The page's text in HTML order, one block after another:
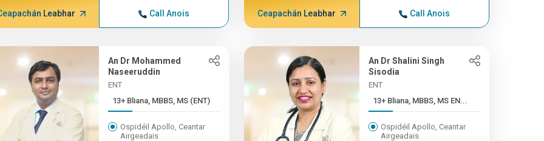
Leabhar Call Anois Ceapachán Leabhar Call Anois
An Dr Mohammed
Naseeruddin
ENT
13+ Bliana, MBBS, MS (ENT)
Ospidéil Apollo, Ceantar
Airgeadais
An Dr Shalini Singh
Sisodia
ENT
13+ Bliana, MBBS, MS EN...
Ospidéil Apollo, Ceantar
Airgeadais